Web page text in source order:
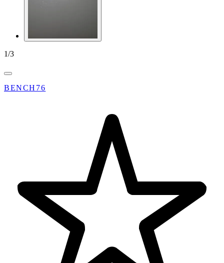
1/3
BENCH76